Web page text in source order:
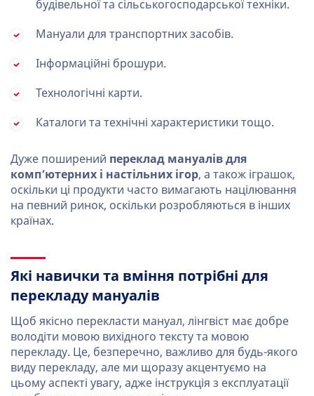
будівельної та сільськогосподарської техніки.
Мануали для транспортних засобів.
Інформаційні брошури.
Технологічні карти.
Каталоги та технічні характеристики тощо.
Дуже поширений переклад мануалів для
комп’ютерних і настільних ігор, а також іграшок,
оскільки ці продукти часто вимагають націлювання
на певний ринок, оскільки розробляються в інших
країнах.
Які навички та вміння потрібні для
перекладу мануалів
Щоб якісно перекласти мануал, лінгвіст має добре
володіти мовою вихідного тексту та мовою
перекладу. Це, безперечно, важливо для будь-якого
виду перекладу, але ми щоразу акцентуємо на
цьому аспекті увагу, адже інструкція з експлуатації